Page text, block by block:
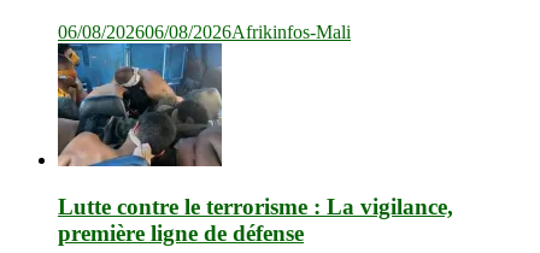
06/08/202606/08/2026Afrikinfos-Mali
Lutte contre le terrorisme : La vigilance,
première ligne de défense